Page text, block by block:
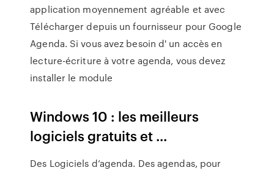
application moyennement agréable et avec
Télécharger depuis un fournisseur pour Google
Agenda. Si vous avez besoin d' un accès en
lecture-écriture à votre agenda, vous devez
installer le module
Windows 10 : les meilleurs
logiciels gratuits et ...
Des Logiciels d’agenda. Des agendas, pour